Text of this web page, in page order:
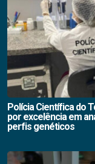
Polícia Científica do
por excelência em
perfis genéticos